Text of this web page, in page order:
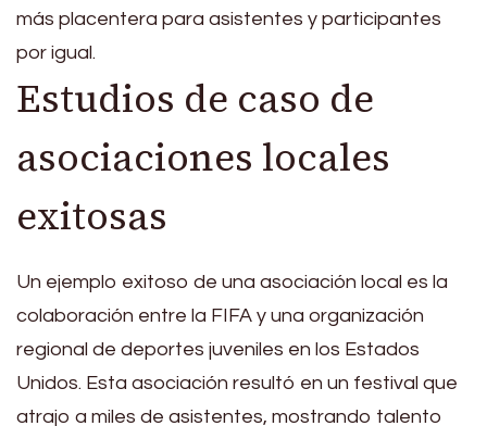
más placentera para asistentes y participantes
por igual.
Estudios de caso de
asociaciones locales
exitosas
Un ejemplo exitoso de una asociación local es la
colaboración entre la FIFA y una organización
regional de deportes juveniles en los Estados
Unidos. Esta asociación resultó en un festival que
atrajo a miles de asistentes, mostrando talento